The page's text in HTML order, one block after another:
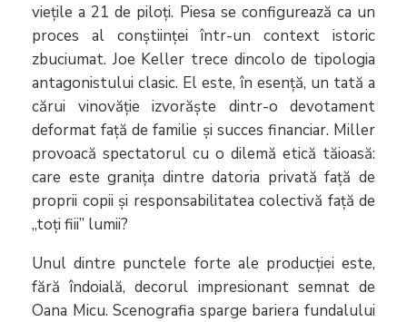
viețile a 21 de piloți. Piesa se configurează ca un
proces al conștiinței într-un context istoric
zbuciumat. Joe Keller trece dincolo de tipologia
antagonistului clasic. El este, în esență, un tată a
cărui vinovăție izvorăște dintr-o devotament
deformat față de familie și succes financiar. Miller
provoacă spectatorul cu o dilemă etică tăioasă:
care este granița dintre datoria privată față de
proprii copii și responsabilitatea colectivă față de
„toți fiii” lumii?
Unul dintre punctele forte ale producției este,
fără îndoială, decorul impresionant semnat de
Oana Micu. Scenografia sparge bariera fundalului